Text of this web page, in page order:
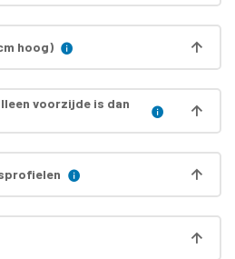
hoog)
voorzijde is dan